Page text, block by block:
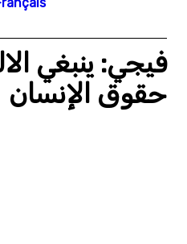
فيجي: ينبغي
حقوق الإنسان